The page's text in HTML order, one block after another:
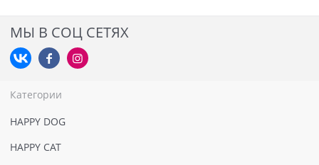
МЫ В СОЦ СЕТЯХ
Категории
HAPPY DOG
HAPPY CAT